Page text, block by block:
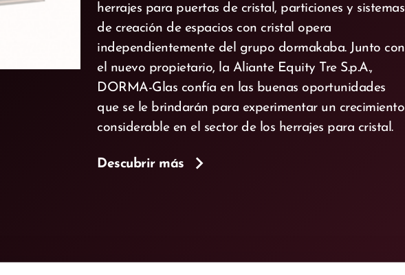
herrajes para puertas de cristal, particiones y sistemas
de creación de espacios con cristal opera
independientemente del grupo dormakaba. Junto con
el nuevo propietario, la Aliante Equity Tre S.p.A.,
DORMA-Glas confía en las buenas oportunidades
que se le brindarán para experimentar un crecimiento
considerable en el sector de los herrajes para cristal.
Descubrir más